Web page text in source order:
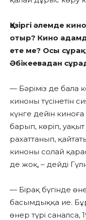
Қазіргі әлемде
отыр? Кино
ете ме? Осы
Әбікеевадан
— Бәріміз де бала
киноны түсінетін
күнге дейін
барып, көріп, уақыт
рахаттанып,
киноны солай
де жоқ, – дейді
— Бірақ бүгінде
басымдыққа ие.
өнер түрі саналса,